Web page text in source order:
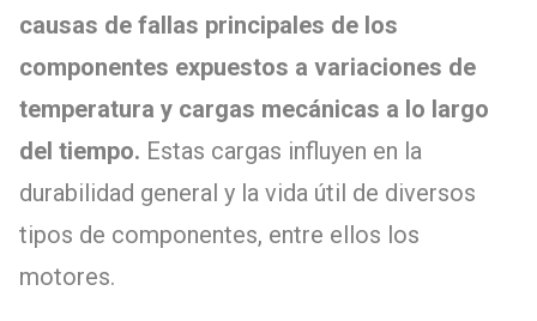
causas de fallas principales de los
componentes expuestos a variaciones de
temperatura y cargas mecánicas a lo largo
del tiempo. Estas cargas influyen en la
durabilidad general y la vida útil de diversos
tipos de componentes, entre ellos los
motores.